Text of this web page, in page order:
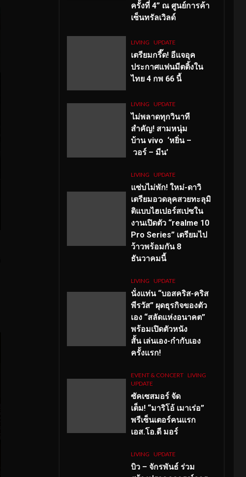
ครั้งที่ 4” ณ ศูนย์การค้า
เซ็นทรัลเวิลด์
LIVING UPDATE
เตรียมกรี๊ด! อีแจอุค
ประกาศแฟนมีตติ้งใน
ไทย 4 กพ 66 นี้
LIVING UPDATE
ไม่พลาดทุกวินาที
สำคัญ! สามหนุ่ม
บ้าน vivo ‘หยิ่น –
วอร์ – มีน’
LIVING UPDATE
แซ่บไม่พัก! ใหม่-ดาวิ
เตรียมอวดลุคสวยทะลุมิ
ติแบบไฮเปอร์สเปซใน
งานเปิดตัว “realme 10
Pro Series” เตรียมไป
ว้าวพร้อมกัน 8
ธันวาคมนี้
LIVING UPDATE
นั่งแท่น “บอสคริส-คริส
พีรวัส” ผุดธุรกิจของตัว
เอง “สลัดแห่งอนาคต”
พร้อมเปิดตัวหนัง
สั้น เล่นเอง-กำกับเอง
ครั้งแรก!
EVENT & CONCERT LIVING
UPDATE
ซัคเซสมอร์ จัด
เต็ม! “มาริโอ้ เมาเร่อ”
พรีเซ็นเตอร์คนแรก
เอส.โอ.ดี มอร์
LIVING UPDATE
บิว – จักรพันธ์ ร่วม